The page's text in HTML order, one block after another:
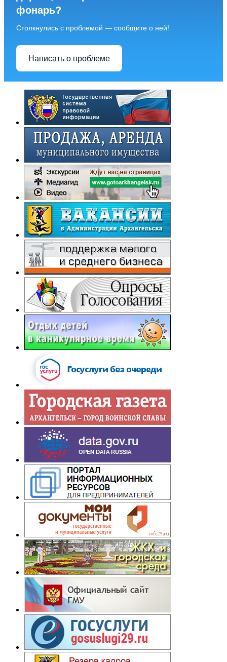
фонарь?
Столкнулись с проблемой — сообщите о ней!
Написать о проблеме